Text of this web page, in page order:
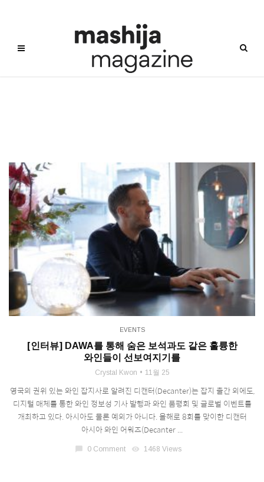
EVENTS
[인터뷰] DAWA를 통해 숨은 보석과도 같은 훌륭한
와인들이 선보여지기를
Crystal Kwon 11월 25
영국의 권위 있는 와인 잡지사로 알려진 디캔터(Decanter)는 잡지 출간 외에도,
디지털 매체를 통한 와인 정보성 기사 발행과 와인 품평회 및 글로벌 이벤트를
개최하고 있다. 아시아도 물론 예외가 아니다. 올해로 8회를 맞이한 디캔터
아시아 와인 어워즈(Decanter ...
chat_bubble 0 Comment visibility 1468 Views